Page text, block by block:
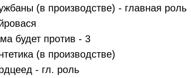
(в производстве) - главная роль
будет против - 3
(в производстве)
- гл. роль